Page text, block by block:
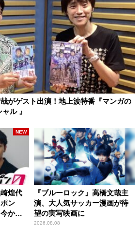
哉がゲスト出演！地上波特番『マンガの
ル 』
煌代
ン
から
ま
NEW
『ブルーロック』高橋文哉主
演、大人気サッカー漫画が待
望の実写映画に
2026.08.08